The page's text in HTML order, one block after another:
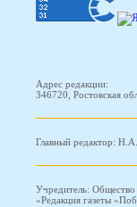
Адрес редакции:
346720, Ростовская
Главный редактор:
Учредитель: Общество
«Редакция газеты